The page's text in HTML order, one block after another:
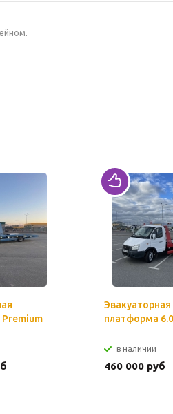
Эвакуаторная
платформа
в наличии
460 000 руб